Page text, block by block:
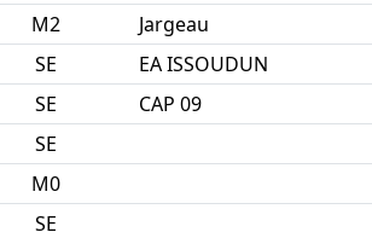
M2
Jargeau
SE
EA ISSOUDUN
SE
CAP 09
SE
M0
SE